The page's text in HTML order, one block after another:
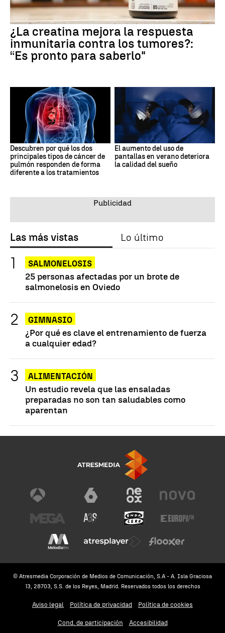
¿La creatina mejora la respuesta
inmunitaria contra los tumores?:
“Es pronto para saberlo"
Descubren por qué los dos
principales tipos de cáncer de
pulmón responden de forma
diferente a los tratamientos
El aumento del uso de
pantallas en verano deteriora
la calidad del sueño
Las más vistas Lo último
SALMONELOSIS
25 personas afectadas por un brote de
salmonelosis en Oviedo
GIMNASIO
¿Por qué es clave el entrenamiento de fuerza
a cualquier edad?
ALIMENTACIÓN
Un estudio revela que las ensaladas
preparadas no son tan saludables como
aparentan
© Atresmedia Corporación de Medios de Comunicación, S.A - A. Isla Graciosa
13, 28703, S.S. de los Reyes, Madrid. Reservados todos los derechos
Aviso legal Política de privacidad Política de cookies
Cond. de participación Accesibilidad